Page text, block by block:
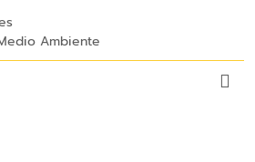
Ambiente